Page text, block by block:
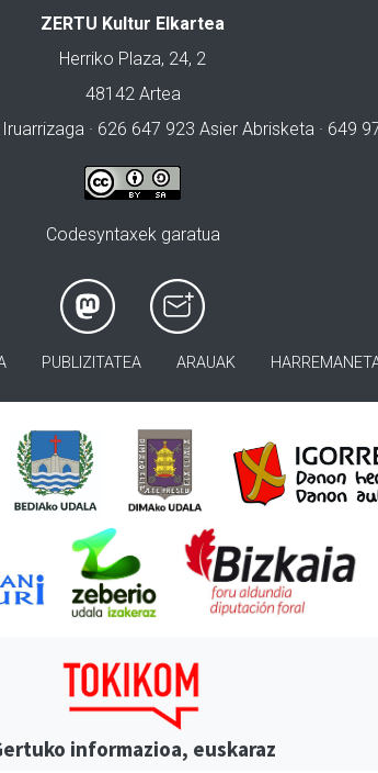
ZERTU Kultur Elkartea
Herriko Plaza, 24, 2
48142 Artea
· 626 647 923 Asier Abrisketa · 649
Codesyntaxek garatua
PUBLIZITATEA ARAUAK
informazioa, euskaraz